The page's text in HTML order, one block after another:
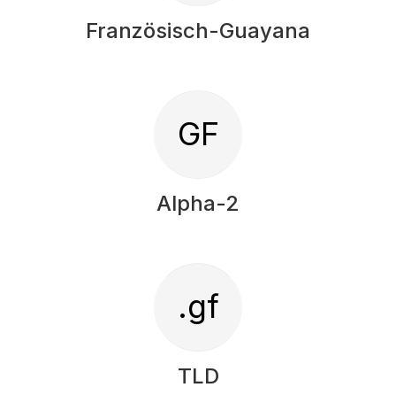
Französisch-Guayana
GF
Alpha-2
.gf
TLD